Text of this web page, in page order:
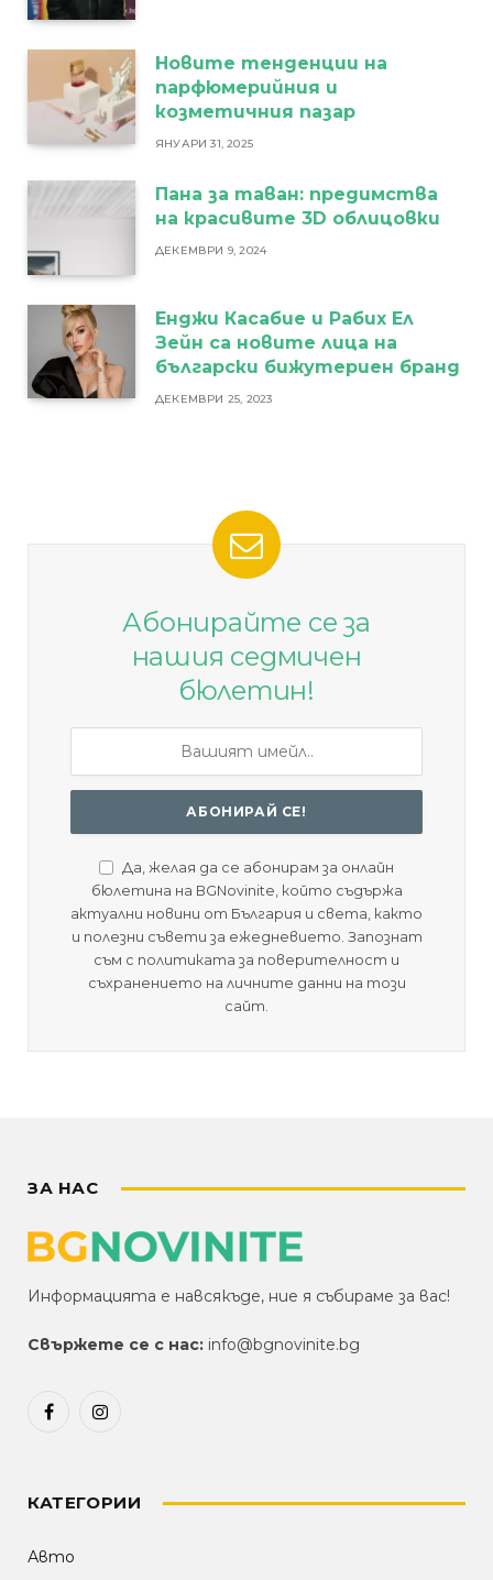
Новите тенденции на
парфюмерийния и
козметичния пазар
ЯНУАРИ 31, 2025
Пана за таван: предимства
на красивите 3D облицовки
ДЕКЕМВРИ 9, 2024
Енджи Касабие и Рабих Ел
Зейн са новите лица на
български бижутериен бранд
ДЕКЕМВРИ 25, 2023
Абонирайте се за
нашия седмичен
бюлетин!
Да, желая да се абонирам за онлайн
бюлетина на BGNovinite, който съдържа
актуални новини от България и света, както
и полезни съвети за ежедневието. Запознат
съм с политиката за поверителност и
съхранението на личните данни на този
сайт.
ЗА НАС
Информацията е навсякъде, ние я събираме за вас!
Свържете се с нас: info@bgnovinite.bg
FacebookInstagram
КАТЕГОРИИ
Авто